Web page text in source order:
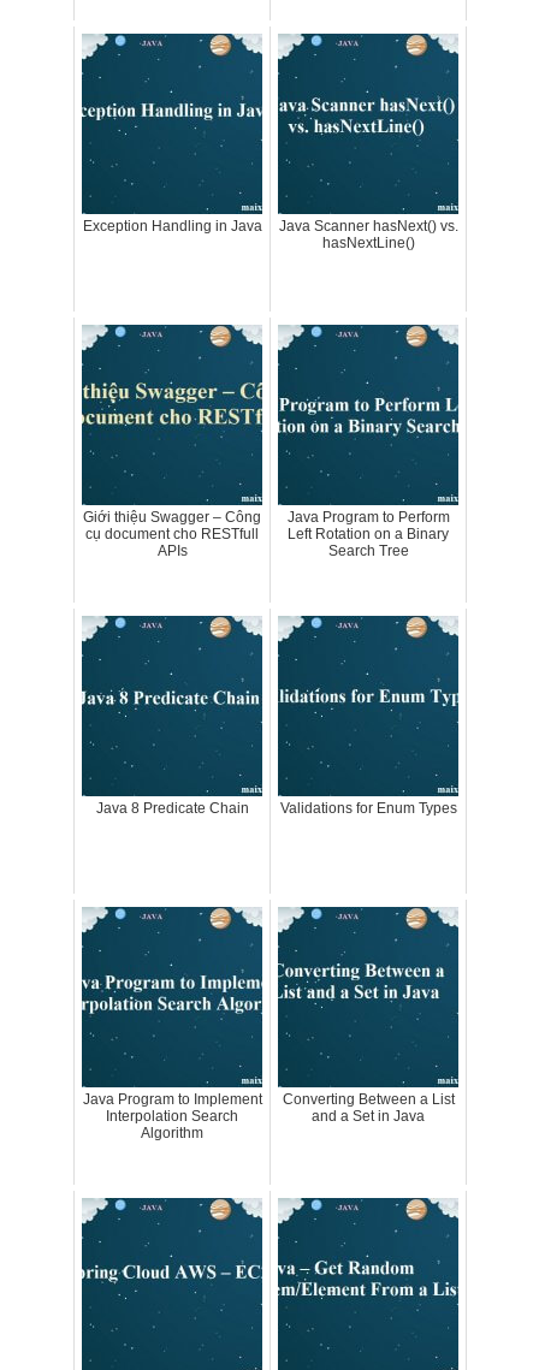
Exception Handling in Java
Java Scanner hasNext() vs.
hasNextLine()
Giới thiệu Swagger – Công
cụ document cho RESTfull
APIs
Java Program to Perform
Left Rotation on a Binary
Search Tree
Java 8 Predicate Chain Validations for Enum Types
Java Program to Implement
Interpolation Search
Algorithm
Converting Between a List
and a Set in Java